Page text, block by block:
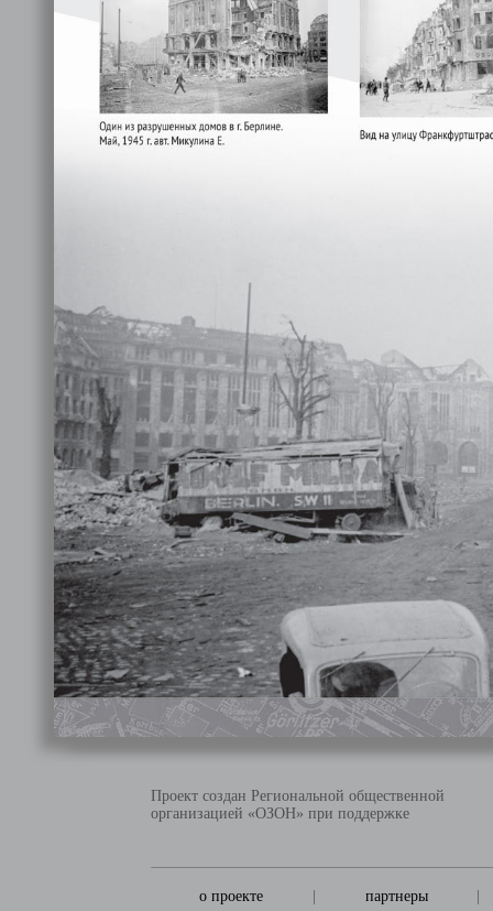
Проект создан Региональной общественной
организацией «ОЗОН» при поддержке
о проекте | партнеры |